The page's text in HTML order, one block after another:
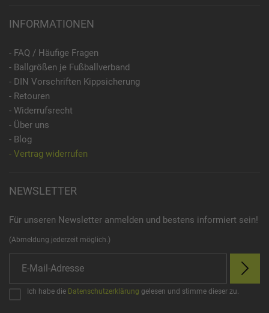
INFORMATIONEN
- FAQ / Häufige Fragen
- Ballgrößen je Fußballverband
- DIN Vorschriften Kippsicherung
- Retouren
- Widerrufsrecht
- Über uns
- Blog
- Vertrag widerrufen
NEWSLETTER
Für unseren Newsletter anmelden und bestens informiert sein!
(Abmeldung jederzeit möglich.)
Ich habe die Datenschutzerklärung gelesen und stimme dieser zu.